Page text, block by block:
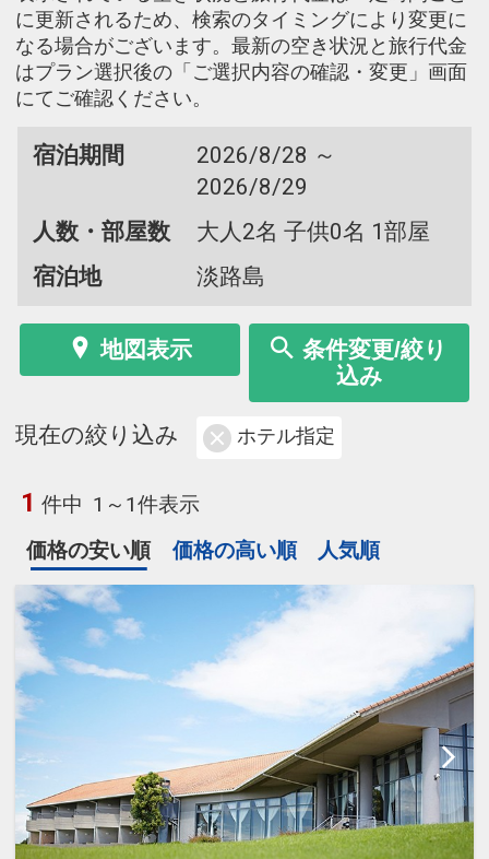
に更新されるため、検索のタイミングにより変更に
なる場合がございます。最新の空き状況と旅行代金
はプラン選択後の「ご選択内容の確認・変更」画面
にてご確認ください。
宿泊期間
2026/8/28 ～
2026/8/29
人数・部屋数
大人2名 子供0名 1部屋
宿泊地
淡路島
地図表示
条件変更/絞り
込み
現在の絞り込み ホテル指定
1 件中 1～1件表示
価格の安い順
価格の高い順 人気順